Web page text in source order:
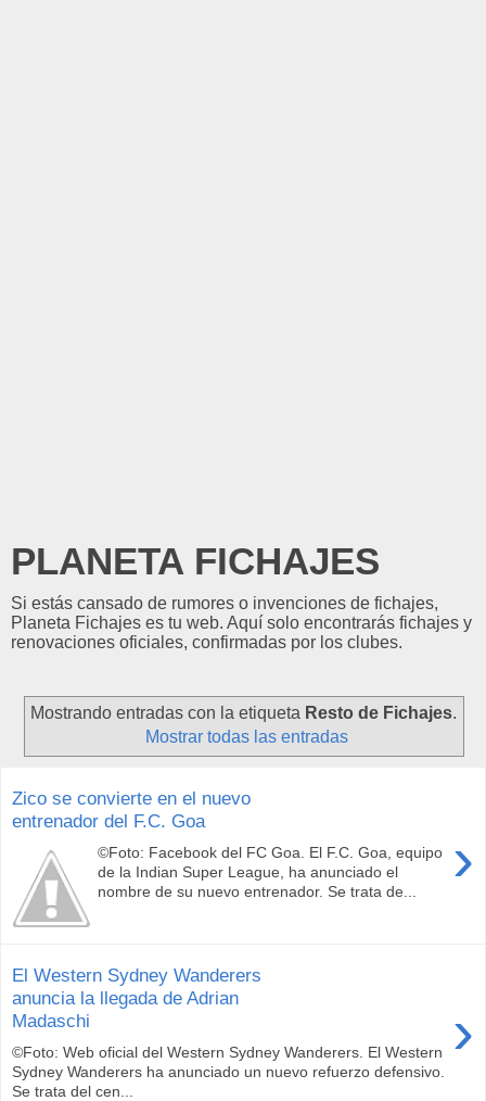
PLANETA FICHAJES
Si estás cansado de rumores o invenciones de fichajes,
Planeta Fichajes es tu web. Aquí solo encontrarás fichajes y
renovaciones oficiales, confirmadas por los clubes.
Mostrando entradas con la etiqueta Resto de Fichajes.
Mostrar todas las entradas
Zico se convierte en el nuevo
entrenador del F.C. Goa
›
©Foto: Facebook del FC Goa. El F.C. Goa, equipo
de la Indian Super League, ha anunciado el
nombre de su nuevo entrenador. Se trata de...
El Western Sydney Wanderers
anuncia la llegada de Adrian
Madaschi
›
©Foto: Web oficial del Western Sydney Wanderers. El Western
Sydney Wanderers ha anunciado un nuevo refuerzo defensivo.
Se trata del cen...